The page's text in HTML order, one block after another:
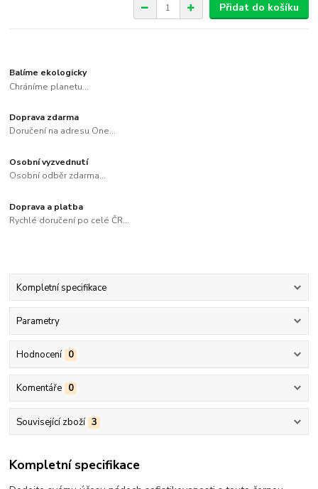
Přidat do košíku
Balíme ekologicky
Chráníme planetu...
Doprava zdarma
Doručení na adresu One...
Osobní vyzvednutí
Osobní odběr zdarma...
Doprava a platba
Rychlé doručení po celé ČR...
Kompletní specifikace
Parametry
Hodnocení 0
Komentáře 0
Související zboží 3
Kompletní specifikace